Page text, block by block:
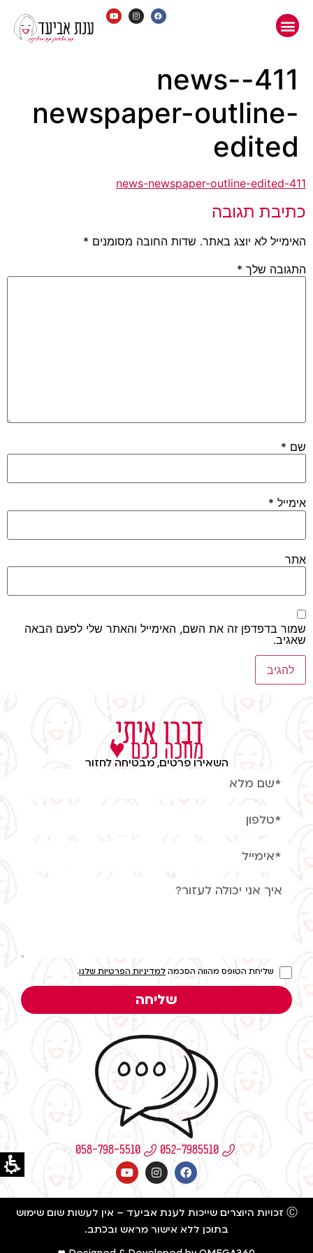
411-news-
newspaper-outline-
edited
411-news-newspaper-outline-edited
כתיבת תגובה
האימייל לא יוצג באתר. שדות החובה מסומנים *
התגובה שלך *
שם *
אימייל *
אתר
שמור בדפדפן זה את השם, האימייל והאתר שלי לפעם הבאה
שאגיב.
דברו איתי,
מחכה לכם ♥
השאירו פרטים, מבטיחה לחזור
שליחת הטופס מהווה הסכמה למדיניות הפרטיות שלנו.
שליחה
‏052-7985510
058-798-5510
Ⓒ זכויות היוצרים שייכות לענת אביעד – אין לעשות שום שימוש
בתוכן ללא אישור מראש ובכתב.